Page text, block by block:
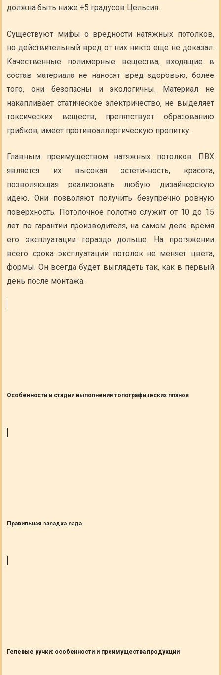
должна быть ниже +5 градусов Цельсия.
Существуют мифы о вредности натяжных потолков,
но действительный вред от них никто еще не доказал.
Качественные полимерные вещества, входящие в
состав материала не наносят вред здоровью, более
того, они безопасны и экологичны. Материал не
накапливает статическое электричество, не выделяет
токсических веществ, препятствует образованию
грибков, имеет противоаллергическую пропитку.
Главным преимуществом натяжных потолков ПВХ
является их высокая эстетичность, красота,
позволяющая реализовать любую дизайнерскую
идею. Они позволяют получить безупречно ровную
поверхность. Потолочное полотно служит от 10 до 15
лет по гарантии производителя, на самом деле время
его эксплуатации гораздо дольше. На протяжении
всего срока эксплуатации потолок не меняет цвета,
формы. Он всегда будет выглядеть так, как в первый
день после монтажа.
Особенности и стадии выполнения топографических планов
Правильная засадка сада
Гелевые ручки: особенности и преимущества продукции